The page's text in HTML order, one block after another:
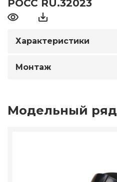
РОСС RU.32023
Характеристики
Монтаж
Модельный ряд